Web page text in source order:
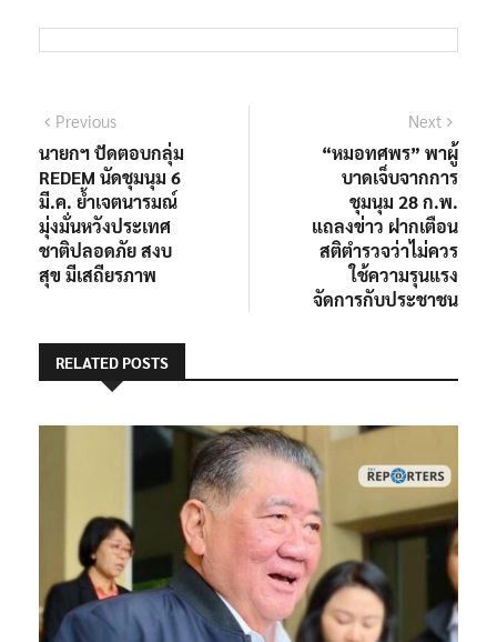
แนะแนว
เรื่อง
PreviousPrevious
post:
นายกฯ ปัดตอบกลุ่ม
REDEM นัดชุมนุม 6
มี.ค. ย้ำเจตนารมณ์
มุ่งมั่นหวังประเทศ
ชาติปลอดภัย สงบ
สุข มีเสถียรภาพ
Next
post:
“หมอทศพร” พาผู้
บาดเจ็บจากการ
ชุมนุม 28 ก.พ.
แถลงข่าว ฝากเตือน
สติตำรวจว่าไม่ควร
ใช้ความรุนแรง
จัดการกับประชาชน
RELATED POSTS